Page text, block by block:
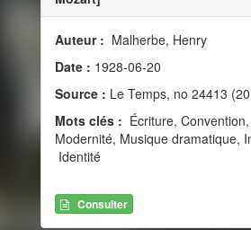
Auteur : Malherbe, Henry
Date : 1928-06-20
Source : Le Temps, no 24413
Mots clés : Écriture,
Modernité, Musique dramatique,
Identité
Consulter